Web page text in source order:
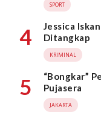
SPORT
4
Jessica
Ditangkap
KRIMINAL
5
“Bongkar”
Pujasera
JAKARTA